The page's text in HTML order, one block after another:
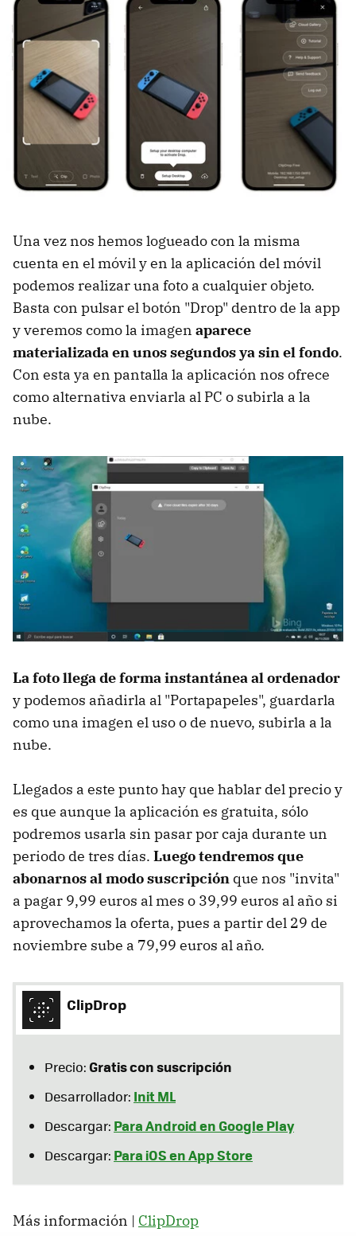
Una vez nos hemos logueado con la misma
cuenta en el móvil y en la aplicación del móvil
podemos realizar una foto a cualquier objeto.
Basta con pulsar el botón "Drop" dentro de la app
y veremos como la imagen aparece
materializada en unos segundos ya sin el fondo.
Con esta ya en pantalla la aplicación nos ofrece
como alternativa enviarla al PC o subirla a la
nube.
La foto llega de forma instantánea al ordenador
y podemos añadirla al "Portapapeles", guardarla
como una imagen el uso o de nuevo, subirla a la
nube.
Llegados a este punto hay que hablar del precio y
es que aunque la aplicación es gratuita, sólo
podremos usarla sin pasar por caja durante un
periodo de tres días. Luego tendremos que
abonarnos al modo suscripción que nos "invita"
a pagar 9,99 euros al mes o 39,99 euros al año si
aprovechamos la oferta, pues a partir del 29 de
noviembre sube a 79,99 euros al año.
ClipDrop
Precio:Gratis con suscripción
Desarrollador: Init ML
Descargar: Para Android en Google Play
Descargar: Para iOS en App Store
Más información | ClipDrop